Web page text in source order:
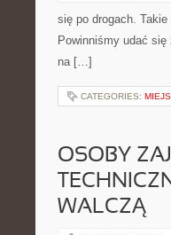
się po drogach.
Powinniśmy udać
na […]
CATEGORIES:
OSOBY
WALCZĄ